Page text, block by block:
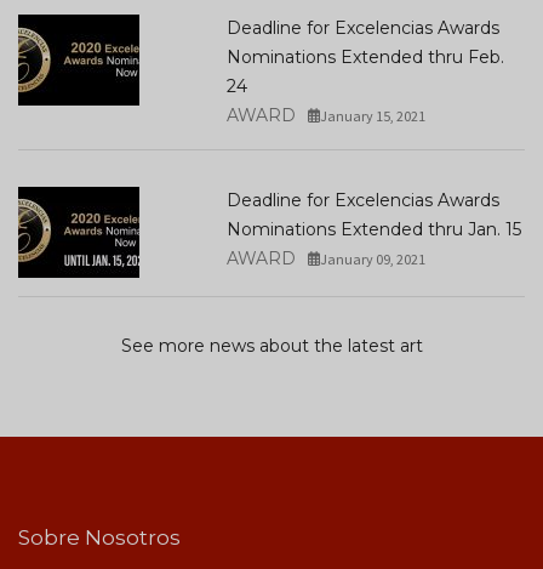
Deadline for Excelencias Awards
Nominations Extended thru Feb.
24
AWARD
January 15, 2021
Deadline for Excelencias Awards
Nominations Extended thru Jan. 15
AWARD
January 09, 2021
See more news about the latest art
Sobre Nosotros